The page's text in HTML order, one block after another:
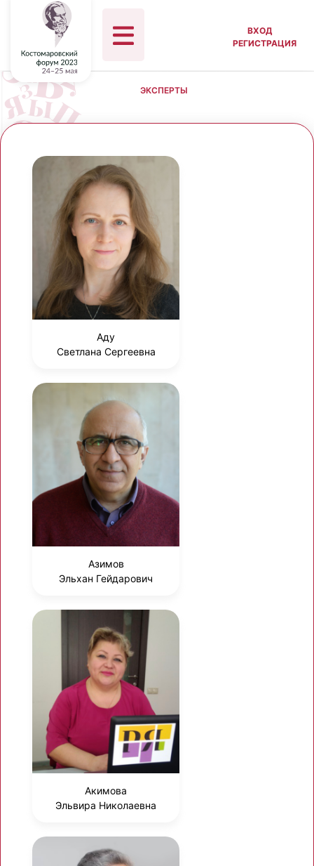
ВХОД
РЕГИСТРАЦИЯ
ЭКСПЕРТЫ
Аду
Светлана Сергеевна
Азимов
Эльхан Гейдарович
Акимова
Эльвира Николаевна